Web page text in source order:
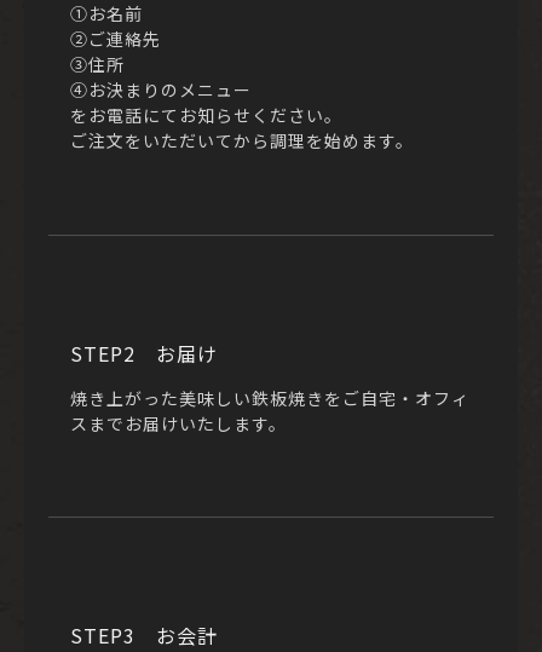
①お名前
②ご連絡先
③住所
④お決まりのメニュー
をお電話にてお知らせください。
ご注文をいただいてから調理を始めます。
STEP2 お届け
焼き上がった美味しい鉄板焼きをご自宅・オフィ
スまでお届けいたします。
STEP3 お会計